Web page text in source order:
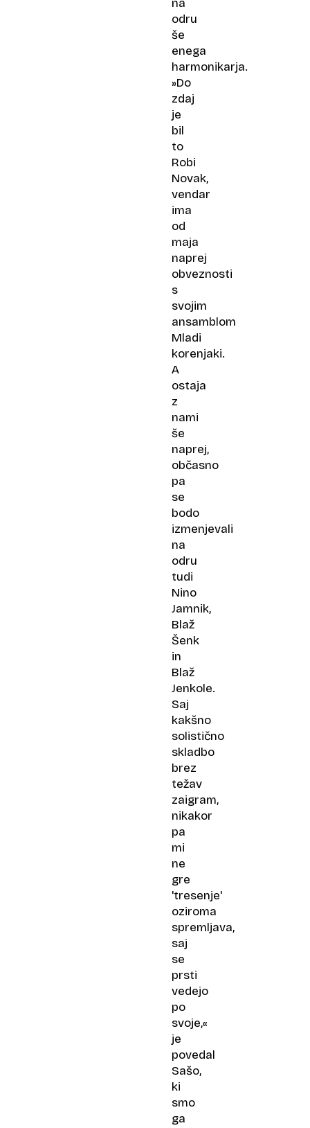
na
odru
še
enega
harmonikarja.
»Do
zdaj
je
bil
to
Robi
Novak,
vendar
ima
od
maja
naprej
obveznosti
s
svojim
ansamblom
Mladi
korenjaki.
A
ostaja
z
nami
še
naprej,
občasno
pa
se
bodo
izmenjevali
na
odru
tudi
Nino
Jamnik,
Blaž
Šenk
in
Blaž
Jenkole.
Saj
kakšno
solistično
skladbo
brez
težav
zaigram,
nikakor
pa
mi
ne
gre
'tresenje'
oziroma
spremljava,
saj
se
prsti
vedejo
po
svoje,«
je
povedal
Sašo,
ki
smo
ga